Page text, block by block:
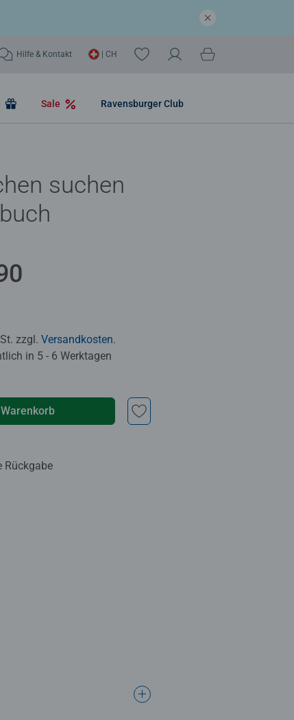
Hilfe & Kontakt | CH
Sale Ravensburger Club
suchen
zzgl. Versandkosten.
in 5 - 6 Werktagen
Rückgabe